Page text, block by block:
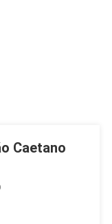
Caetano